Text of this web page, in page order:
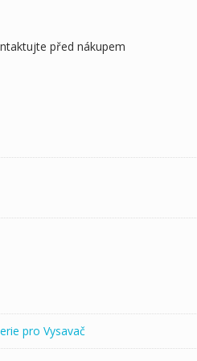
před nákupem
pro Vysavač